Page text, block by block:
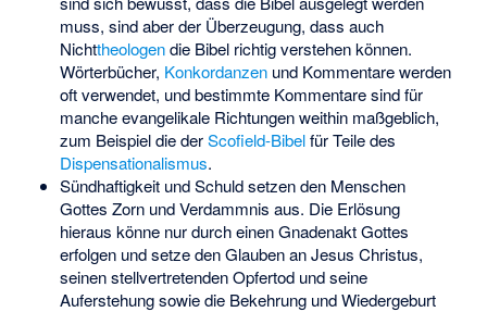
muss, sind aber der Überzeugung, dass auch
Nichttheologendie Bibel richtig verstehen können.
Wörterbücher, Konkordanzenund Kommentare werden
oft verwendet, und bestimmte Kommentare sind für
manche evangelikale Richtungen weithin maßgeblich,
zum Beispiel die derScofield-Bibelfür Teile des
Dispensationalismus.
Sündhaftigkeit und Schuld setzen den Menschen
Gottes Zorn und Verdammnis aus. Die Erlösung
hieraus könne nur durch einen Gnadenakt Gottes
erfolgen und setze den Glauben an Jesus Christus,
seinen stellvertretenden Opfertod und seine
Auferstehung sowie die Bekehrung und Wiedergeburt